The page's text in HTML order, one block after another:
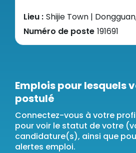
Lieu : Shijie Town |
Numéro de poste 191691
Emplois pour lesquels
postulé
Connectez-vous à votre
pour voir le statut de votre
candidature(s), ainsi que
alertes emploi.